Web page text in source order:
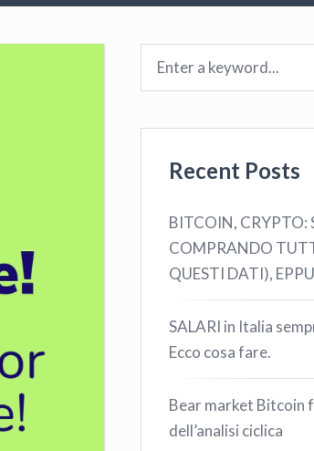
Recent Posts
BITCOIN, CRYPTO:
COMPRANDO
QUESTI DATI),
SALARI in Italia
Ecco cosa fare.
Bear market Bitcoin
dell’analisi ciclica